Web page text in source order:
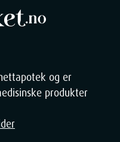
og er
produkter